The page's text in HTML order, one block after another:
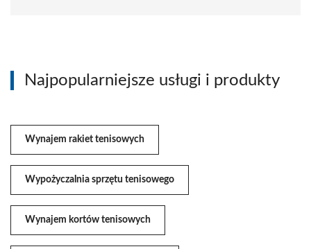
Najpopularniejsze usługi i produkty
Wynajem rakiet tenisowych
Wypożyczalnia sprzętu tenisowego
Wynajem kortów tenisowych